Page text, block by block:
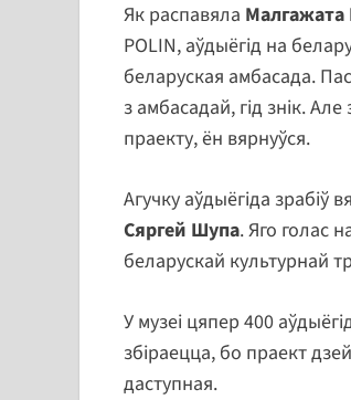
Як распавяла
POLIN, аўдыёгід на
беларуская амбасада.
з амбасадай, гід знік.
праекту, ён вярнуўся.
Агучку аўдыёгіда зрабіў
Сяргей Шупа. Яго голас
беларускай культурнай
У музеі цяпер 400
збіраецца, бо праект
даступная.